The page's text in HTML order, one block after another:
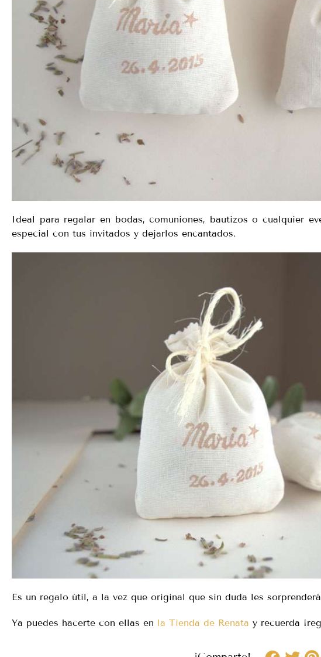
Ideal para regalar en bodas, comuniones, bautizos o cualquier
especial con tus invitados y dejarlos encantados.
Es un regalo útil, a la vez que original que sin duda les
Ya puedes hacerte con ellas en la Tienda de Renata y recuerda